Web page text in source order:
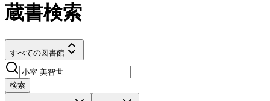
蔵書検索
すべての図書館
検索